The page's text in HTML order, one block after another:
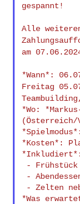
gespannt!
Alle
am
*Wann*:
Freitag
*Wo:
(Österreich/
*Kosten*:
*Inkludiert*:
- Frühstück
-
- Zelten
*Was